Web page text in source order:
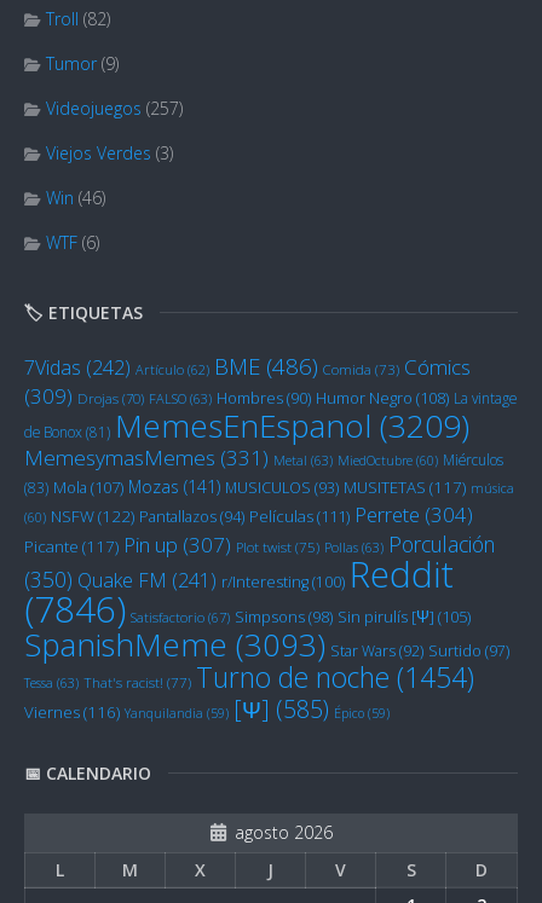
Troll (82)
Tumor (9)
Videojuegos (257)
Viejos Verdes (3)
Win (46)
WTF (6)
🏷️ ETIQUETAS
7Vidas (242) Artículo (62) BME (486) Comida (73) Cómics
(309) Drojas (70) FALSO (63) Hombres(90) Humor Negro (108) La vintage
de Bonox(81) MemesEnEspanol (3209)
MemesymasMemes (331) Metal (63) MiedOctubre (60) Miérculos
(83) Mola (107) Mozas (141) MUSICULOS (93) MUSITETAS (117) música
(60) NSFW(122) Pantallazos(94) Películas(111) Perrete (304)
Picante (117) Pin up (307) Plot twist (75) Pollas (63) Porculación
(350) Quake FM (241) r/Interesting(100) Reddit
(7846) Satisfactorio (67) Simpsons(98) Sin pirulís [Ψ] (105)
SpanishMeme (3093) Star Wars(92) Surtido (97)
Tessa (63) That's racist! (77) Turno de noche (1454)
Viernes(116) Yanquilandia (59) [Ψ] (585) Épico (59)
📅 CALENDARIO
agosto 2026
L
M X J V S
D